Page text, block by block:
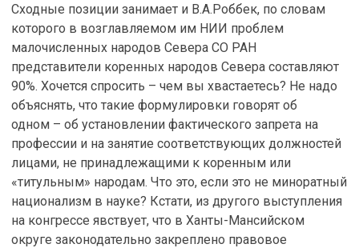
Сходные позиции занимает и В.А.Роббек, по словам
которого в возглавляемом им НИИ проблем
малочисленных народов Севера СО РАН
представители коренных народов Севера составляют
90%. Хочется спросить – чем вы хвастаетесь? Не надо
объяснять, что такие формулировки говорят об
одном – об установлении фактического запрета на
профессии и на занятие соответствующих должностей
лицами, не принадлежащими к коренным или
«титульным» народам. Что это, если это не миноратный
национализм в науке? Кстати, из другого выступления
на конгрессе явствует, что в Ханты-Мансийском
округе законодательно закреплено правовое